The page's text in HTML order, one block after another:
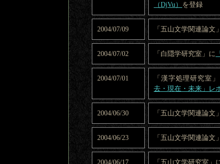
（DjVu） を登録
2004/07/09 「五山文学関連論文
2004/07/02 「白隠学研究室」に
2004/07/01
「漢字処理研究室
去・現在・未来」レ
2004/06/30 「五山文学関連論文
2004/06/23 「五山文学関連論文
2004/06/17 「五山文学研究室」